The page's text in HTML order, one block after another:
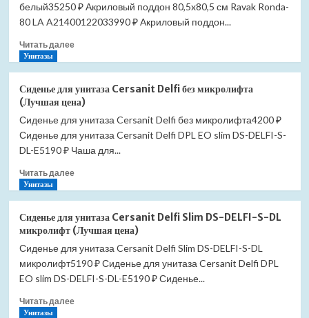
SmartActive
34705000
встраиваемая
цена)
белый35250 ₽ Акриловый поддон 80,5x80,5 см Ravak Ronda-
80 LA A21400122033990 ₽ Акриловый поддон...
Читать далееПрочитать
акриловый
Ravak
Ronda-
80
LA
A214001220
(Лучшая
Унитазы
Сиденье для унитаза Cersanit Delfi без микролифта
(Лучшая цена)
Сиденье для унитаза Cersanit Delfi без микролифта4200 ₽
Сиденье для унитаза Cersanit Delfi DPL EO slim DS-DELFI-S-
DL-E5190 ₽ Чаша для...
Читать далееПрочитать
для
унитаза
Cersanit
Delfi
без
(Лучшая
Унитазы
Сиденье для унитаза Cersanit Delfi Slim DS-DELFI-S-DL
микролифт (Лучшая цена)
Сиденье для унитаза Cersanit Delfi Slim DS-DELFI-S-DL
микролифт5190 ₽ Сиденье для унитаза Cersanit Delfi DPL
EO slim DS-DELFI-S-DL-E5190 ₽ Сиденье...
Читать далееПрочитать
Унитазы